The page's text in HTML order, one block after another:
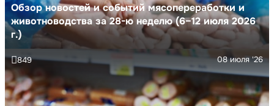
Обзор новостей и событий мясопереработки и
животноводства за 28-ю неделю (6–12 июля 2026
г.)
08 июля '26
849